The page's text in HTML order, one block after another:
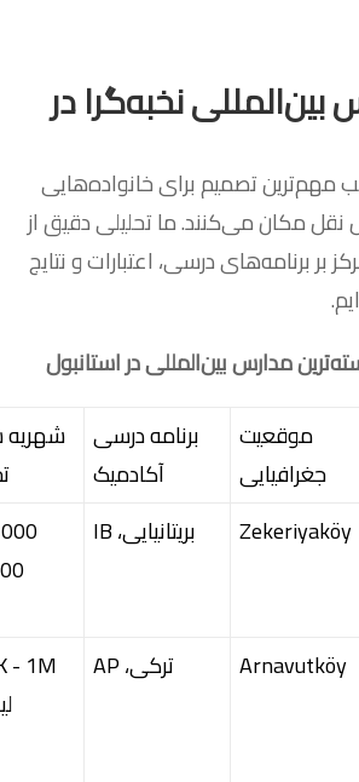
بین‌المللی نخبه‌گرا در
مهم‌ترین تصمیم برای خانواده‌هایی
نقل مکان می‌کنند. ما تحلیلی دقیق از
بر برنامه‌های درسی، اعتبارات و نتایج
مدارس بین‌المللی در استانبول
موقعیت
جغرافیایی
برنامه درسی
آکادمیک
شهریه
Zekeriyaköy
بریتانیایی، IB
Arnavutköy
ترکی، AP